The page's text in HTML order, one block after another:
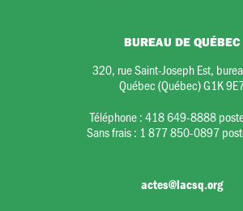
BUREAU DE QUÉBEC
320, rue Saint-Joseph Est,
Québec (Québec) G1K
Téléphone :418 649-8888
Sans frais : 1 877 850-0897
actes@lacsq.org